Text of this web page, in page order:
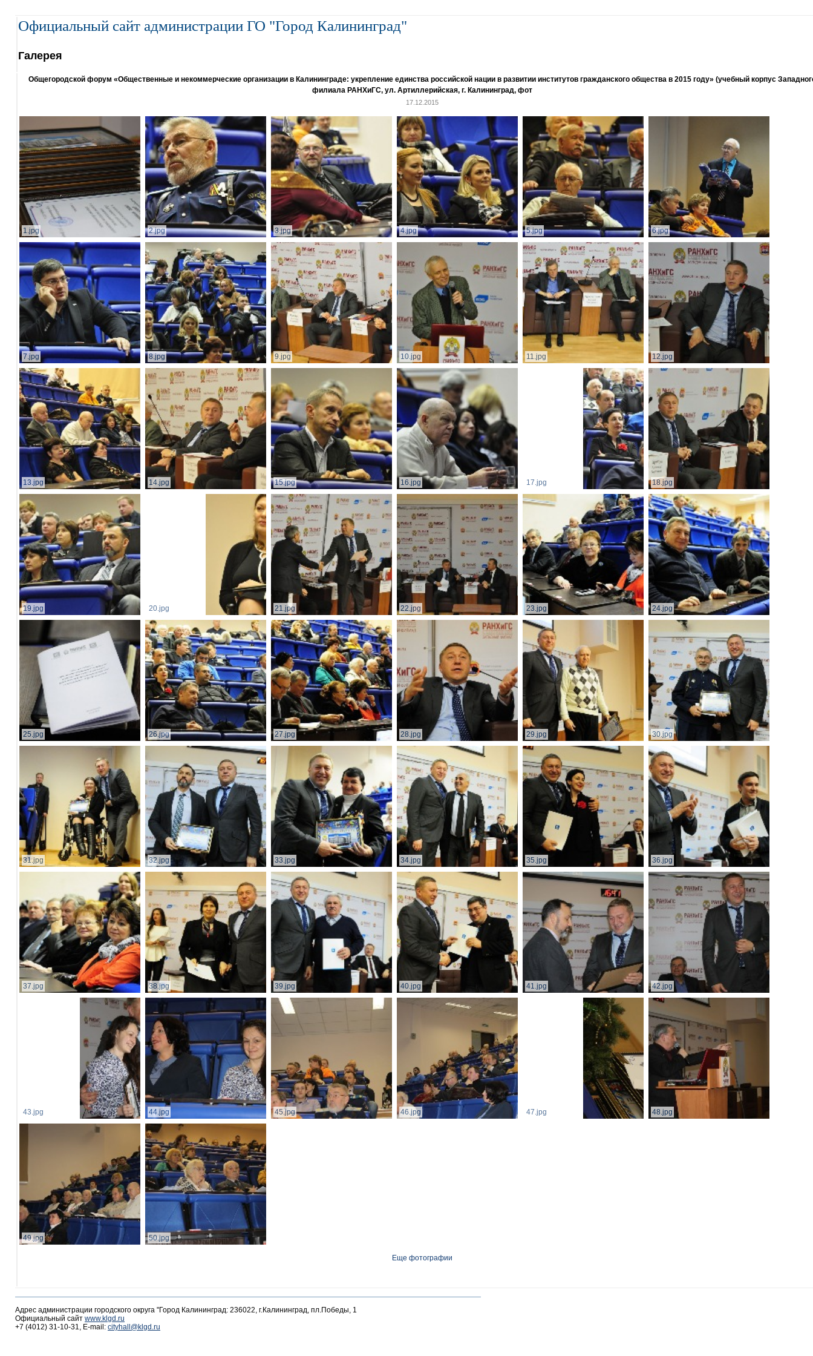
Официальный сайт администрации ГО "Город Калининград"
Галерея
Общегородской форум «Общественные и некоммерческие организации в Калининграде: укрепление единства российской нации в развитии институтов гражданского общества в 2015 году» (учебный корпус
филиала РАНХиГС, ул. Артиллерийская, г. Калининград, фот
17.12.2015
1.jpg 2.jpg 3.jpg 4.jpg 5.jpg 6.jpg
7.jpg 8.jpg 9.jpg 10.jpg 11.jpg 12.jpg
13.jpg 14.jpg 15.jpg 16.jpg 17.jpg 18.jpg
19.jpg 20.jpg 21.jpg 22.jpg 23.jpg 24.jpg
25.jpg 26.jpg 27.jpg 28.jpg 29.jpg 30.jpg
31.jpg 32.jpg 33.jpg 34.jpg 35.jpg 36.jpg
37.jpg 38.jpg 39.jpg 40.jpg 41.jpg 42.jpg
43.jpg 44.jpg 45.jpg 46.jpg 47.jpg 48.jpg
49.jpg 50.jpg
Еще фотографии
Адрес администрации городского округа "Город Калининград: 236022, г.Калининград, пл.Победы, 1
Официальный сайт www.klgd.ru
+7 (4012) 31-10-31, E-mail: cityhall@klgd.ru